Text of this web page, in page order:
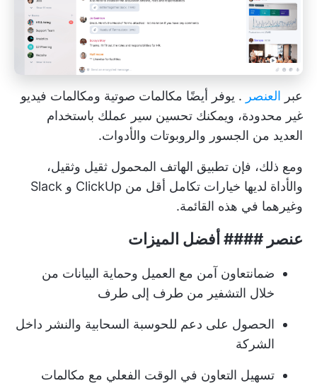
عبر العنصر . يوفر أيضًا مكالمات صوتية ومكالمات فيديو
غير محدودة، ويمكنك تحسين سير عملك باستخدام
العديد من الجسور والروبوتات والأدوات.
ومع ذلك، فإن تطبيق الهاتف المحمول ثقيل وثقيل،
والأداة لديها خيارات تكامل أقل من ClickUp و Slack
وغيرهما في هذه القائمة.
عنصر #### أفضل الميزات
ضمانتعاون آمن مع العميل وحماية البيانات من
خلال التشفير من طرف إلى طرف
الحصول على دعم للحوسبة السحابية والنشر داخل
الشركة
تسهيل التعاون في الوقت الفعلي مع مكالمات